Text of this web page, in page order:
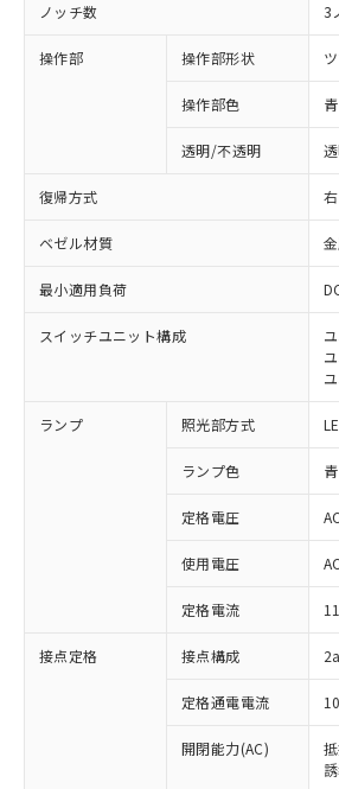
ノッチ数 3
操作部 操作部形状
操作部色 青
透明/不透明
復帰方式
ベゼル材質
最小適用負荷
スイッチユニット構成
ランプ 照光部方式
ランプ色 青
定格電圧
使用電圧
定格電流
接点定格 接点構成 2a
定格通電電流
開閉能力(AC)
ご利用条件
以下の条件をお読みいただき、
ご利用ください。
本サービスは、当社制御
商品の当社在庫状況およ
(税抜)を提供させていた
当社制御機器事業取扱商
対応済み：EU RoHS指令（
非含有に対応した製品が提供
対応予定：EU RoHS指令（10
有に対応した製品に切り替える
対応予定なし：EU RoHS指令
非含有に非対応の商品で、対応
調査・確認中：EU RoHS指令
非含有の対応状況を調査中ま
非該当品：ライセンス料など
害物質有無と関係のない商品
仕入先様の事情により、非含
「○」：最大均質材料含有率
基準値以下であることを示し
「×」：最大均質材料含有率